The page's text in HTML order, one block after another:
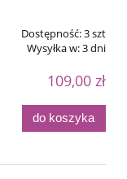
Dostępność:3 szt
Wysyłka w:3 dni
109,00 zł
do koszyka